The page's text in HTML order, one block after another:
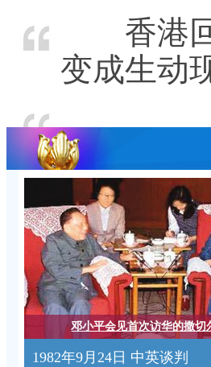
香港回
变成生
邓小平会见首次访华的撒切
1982年9月24日 中英谈判